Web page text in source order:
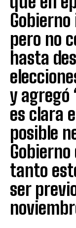
pero no
hasta
y agregó
es clara
posible
tanto
ser